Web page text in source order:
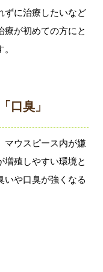
ずに治療したいなど
療が初めての方にと
口臭」
マウスピース内が嫌
増殖しやすい環境と
いや口臭が強くなる